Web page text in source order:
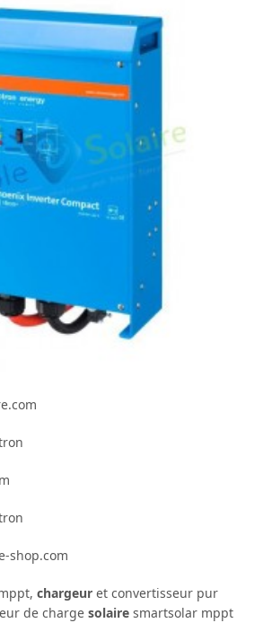
shop.com
chargeur et convertisseur pur
de chargesolaire smartsolar mppt